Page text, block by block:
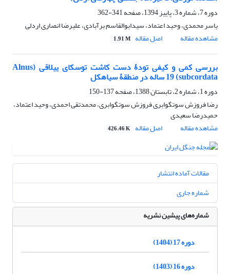
دوره 7، شماره 3، پاییز 1394، صفحه
341-362
یاسر محمدی، وحید اعتماد، سیدابوالقاسم برآبادی، علیرضا انصاری اردلی
مشاهده مقاله
اصل مقاله 1.91 M
بررسی کمی و کیفی تودۀ دست کاشت توسکای ییلاقی (Alnus
subcordata) 19 ساله در منطقۀ سیاهکل
دوره 1، شماره 2، تابستان 1388، صفحه
137-150
رضا فروزش سوتگوابری فروزش سوتگوابری، محمدتقی احمدی، وحید اعتماد،
حمیدرضا سعیدی
مشاهده مقاله
اصل مقاله 426.46 K
مقالات آماده انتشار
شماره جاری
شماره‌های پیشین نشریه
دوره 17 (1404)
دوره 16 (1403)